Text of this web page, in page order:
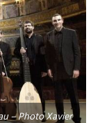
– Photo Xavier